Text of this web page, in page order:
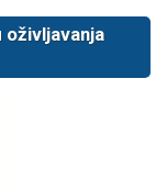
oživljavanja